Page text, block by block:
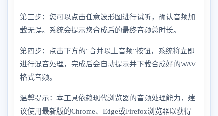
第三步：您可以点击任意波形图进行试听，确认音频加
载无误。系统会提示您合成后的最终音频总时长。
第四步：点击下方的“合并以上音频”按钮，系统将立即
进行混音处理，完成后会自动提示并下载合成好的WAV
格式音频。
温馨提示：本工具依赖现代浏览器的音频处理能力，建
议使用最新版的Chrome、Edge或Firefox浏览器以获得